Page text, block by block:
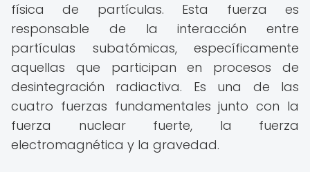
física de partículas. Esta fuerza es
responsable de la interacción entre
partículas subatómicas, específicamente
aquellas que participan en procesos de
desintegración radiactiva. Es una de las
cuatro fuerzas fundamentales junto con la
fuerza nuclear fuerte, la fuerza
electromagnética y la gravedad.